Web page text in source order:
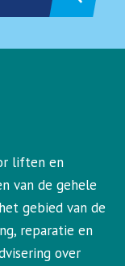
liften en
van de gehele
gebied van de
reparatie en
over